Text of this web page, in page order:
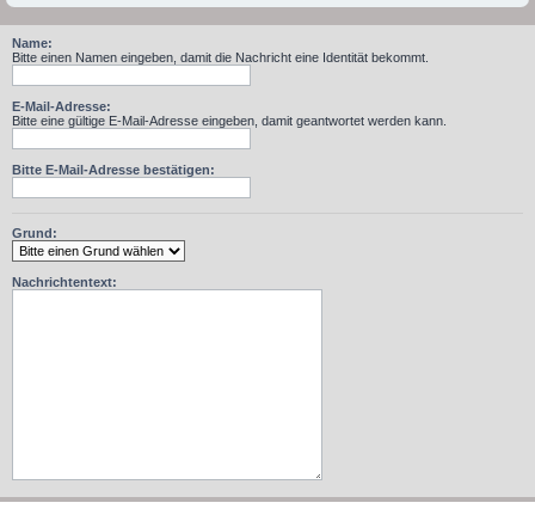
Name:
Bitte einen Namen eingeben, damit die Nachricht eine Identität bekommt.
E-Mail-Adresse:
Bitte eine gültige E-Mail-Adresse eingeben, damit geantwortet werden kann.
Bitte E-Mail-Adresse bestätigen:
Grund:
Nachrichtentext: